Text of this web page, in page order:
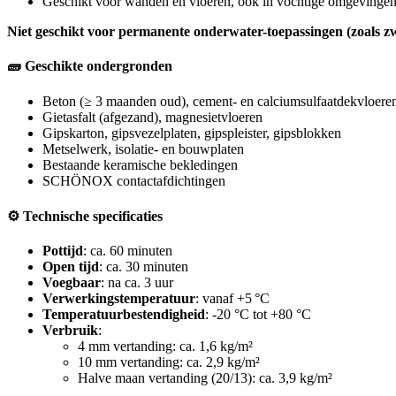
Niet geschikt voor permanente onderwater-toepassingen (zoals
🧱 Geschikte ondergronden
Beton (≥ 3 maanden oud), cement- en
Gietasfalt (afgezand), magnesietvloeren
Gipskarton, gipsvezelplaten, gipspleister, gipsblokken
Metselwerk, isolatie- en bouwplaten
Bestaande keramische bekledingen
SCHÖNOX contactafdichtingen
⚙️ Technische specificaties
Pottijd: ca. 60 minuten
Open tijd: ca. 30 minuten
Voegbaar: na ca. 3 uur
Verwerkingstemperatuur: vanaf +5 °C
Temperatuurbestendigheid: -20 °C tot +80 °C
Verbruik:
4 mm vertanding: ca. 1,6 kg/m²
10 mm vertanding: ca. 2,9 kg/m²
Halve maan vertanding (20/13): ca. 3,9 kg/m²